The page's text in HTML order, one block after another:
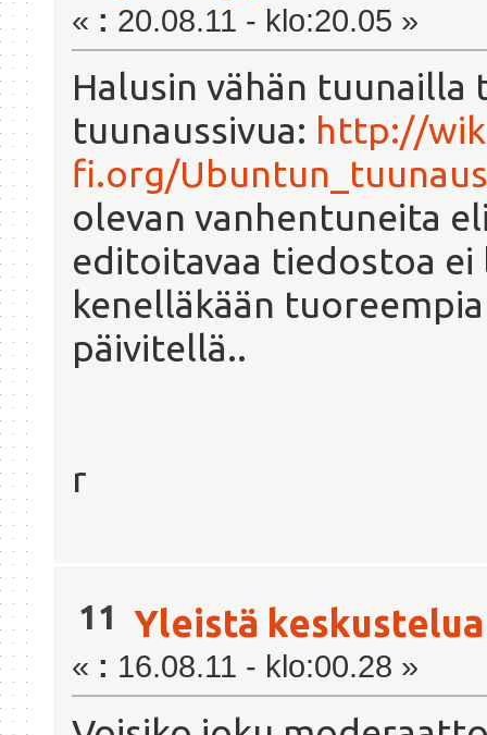
« : 20.08.11 - klo:20.05 »
Halusin vähän tuunailla
tuunaussivua: http://
fi.org/Ubuntun_tuunaus
olevan vanhentuneita
editoitavaa tiedostoa ei
kenelläkään
päivitellä..
r
11 Yleistä keskustelua
« : 16.08.11 - klo:00.28 »